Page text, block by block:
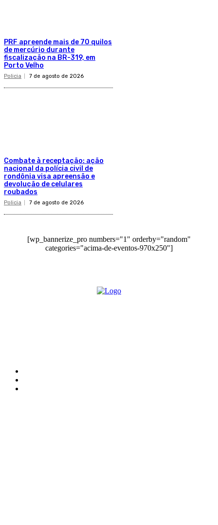
PRF apreende mais de 70 quilos
de mercúrio durante
fiscalização na BR-319, em
Porto Velho
Policia 7 de agosto de 2026
Combate à receptação: ação
nacional da polícia civil de
rondônia visa apreensão e
devolução de celulares
roubados
Policia 7 de agosto de 2026
[wp_bannerize_pro numbers="1" orderby="random"
categories="acima-de-eventos-970x250"]